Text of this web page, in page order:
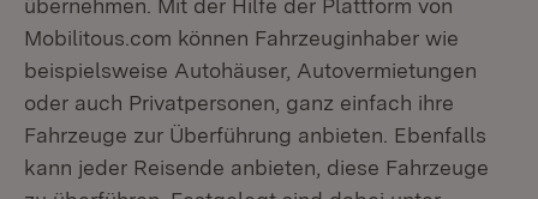
übernehmen. Mit der Hilfe der Plattform von
Mobilitous.com können Fahrzeuginhaber wie
beispielsweise Autohäuser, Autovermietungen
oder auch Privatpersonen, ganz einfach ihre
Fahrzeuge zur Überführung anbieten. Ebenfalls
kann jeder Reisende anbieten, diese Fahrzeuge